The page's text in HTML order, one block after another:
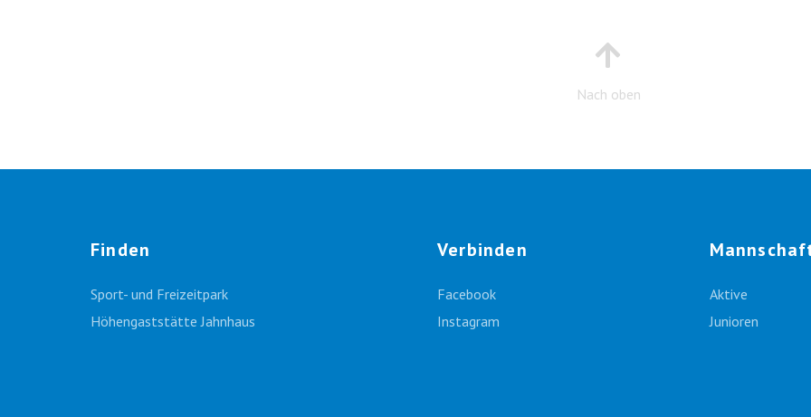
Nach oben
Finden
Sport- und Freizeitpark
Höhengaststätte Jahnhaus
Verbinden
Facebook
Instagram
Aktive
Junioren